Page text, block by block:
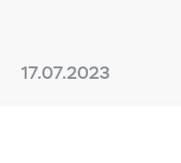
17.07.2023